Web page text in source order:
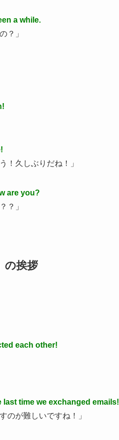
a while.
？」
！久しぶりだね！」
are you?
？」
の挨拶
each other!
last time we exchanged emails!
のが難しいですね！」